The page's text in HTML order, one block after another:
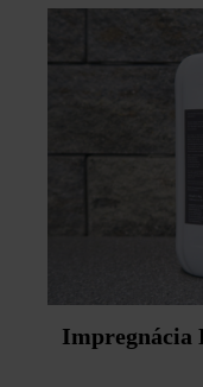
Steinwerke
Duoprotect
príplatok).
produktov v
Impregnácia